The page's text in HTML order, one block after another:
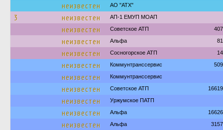
неизвестен АО "АТХ"
3 неизвестен АП-1 ЕМУП МОАП
неизвестен Советское АТП
неизвестен Альфа
неизвестен Сосногорское АТП
неизвестен Коммунтранссервис
неизвестен Коммунтранссервис
неизвестен Советское АТП
неизвестен Уржумское ПАТП
неизвестен Альфа
неизвестен Альфа